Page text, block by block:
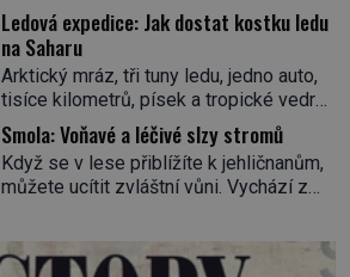
skrývá směs s názvem lučavka
královská. Svůj přídomek nemá pro nic
za nic, […]
jediného zástupce zvířecí říše – kabara
pižmového. V Evropě ho jako první
popíše švédský botanik Carl Linné
(1707–1778), jenže v Asii o něm ví už
celá staletí. Zvíře připomíná jelena,
v kohoutku dosahuje […]
Ledová expedice: Jak dostat kostku ledu
na Saharu
Arktický mráz, tři tuny ledu, jedno auto,
tisíce kilometrů, písek a tropické vedro.
To je ve zkratce zdánlivě nesplnitelná
výzva, která se promění v úžasné
dobrodružství a důkaz, že nic není
nemožné. Vše začíná na podzim 1958
neobvyklou výzvou. Tomu, kdo dokáže
dopravit ze severního polárního kruhu
Smola: Voňavé a léčivé slzy stromů
Když se v lese přiblížíte k jehličnanům,
můžete ucítit zvláštní vůni. Vychází z
právě v ní je síla stromu. Smola také